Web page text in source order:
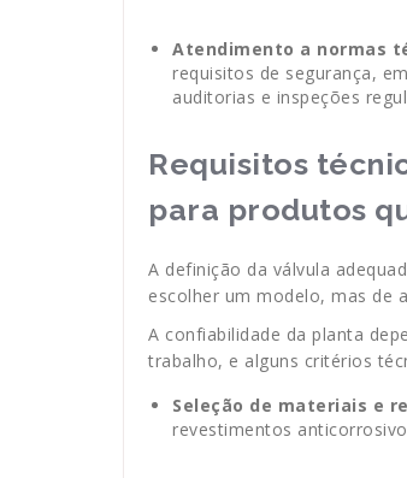
Atendimento a normas
requisitos de segurança,
auditorias e inspeções
Requisitos
para produtos
A definição da válvula
escolher um modelo, mas de
A confiabilidade da planta
trabalho, e alguns critérios
Seleção de materiais e
revestimentos